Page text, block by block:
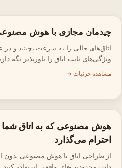
چیدمان مجازی با هوش
اتاق‌های خالی را به سرعت بچینید و در
ویژگی‌های ثابت اتاق را باورپذیر نگه
مشاهده جزئیات →
هوش مصنوعی که به اتاق شما
احترام می‌گذارد
از طراحی اتاق با هوش مصنوعی بدون
دادن محدودیت‌های واقعی استفاده کنید.